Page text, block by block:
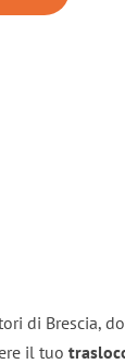
di Brescia,
il tuo